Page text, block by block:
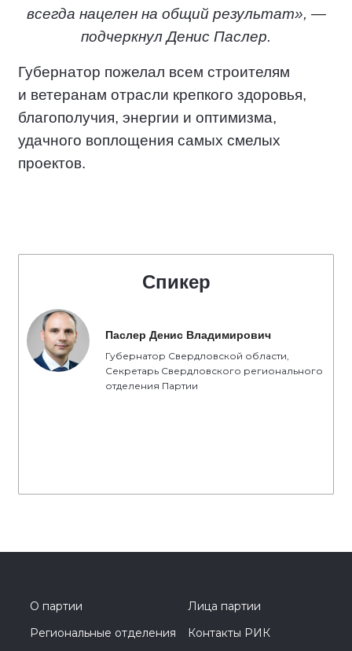
всегда нацелен на общий результат», —
подчеркнул Денис Паслер.
Губернатор пожелал всем строителям
и ветеранам отрасли крепкого здоровья,
благополучия, энергии и оптимизма,
удачного воплощения самых смелых
проектов.
Спикер
Паслер Денис Владимирович
Губернатор Свердловской области,
Секретарь Свердловского регионального
отделения Партии
О партии
Лица партии
Региональные отделения
Контакты РИК